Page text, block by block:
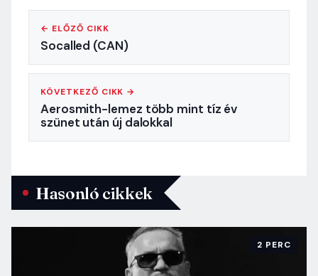
← ELŐZŐ CIKK
Socalled (CAN)
KÖVETKEZŐ CIKK →
Aerosmith-lemez több mint tíz év
szünet után új dalokkal
Hasonló cikkek
2 PERC